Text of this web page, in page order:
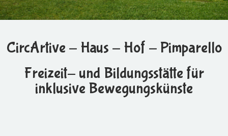
CircArtive - Haus - Hof - Pimparello
Freizeit- und Bildungsstätte für
inklusive Bewegungskünste